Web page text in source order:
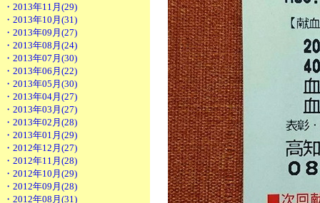
・2013年11月(29)
・2013年10月(31)
・2013年09月(27)
・2013年08月(24)
・2013年07月(30)
・2013年06月(22)
・2013年05月(30)
・2013年04月(27)
・2013年03月(27)
・2013年02月(28)
・2013年01月(29)
・2012年12月(27)
・2012年11月(28)
・2012年10月(29)
・2012年09月(28)
・2012年08月(31)